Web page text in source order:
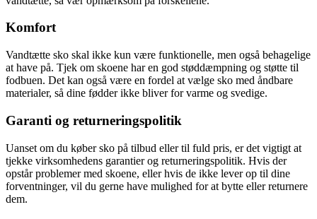
Komfort
Vandtætte sko skal ikke kun være funktionelle, men også behagelige
at have på. Tjek om skoene har en god støddæmpning og støtte til
fodbuen. Det kan også være en fordel at vælge sko med åndbare
materialer, så dine fødder ikke bliver for varme og svedige.
Garanti og returneringspolitik
Uanset om du køber sko på tilbud eller til fuld pris, er det vigtigt at
tjekke virksomhedens garantier og returneringspolitik. Hvis der
opstår problemer med skoene, eller hvis de ikke lever op til dine
forventninger, vil du gerne have mulighed for at bytte eller returnere
dem.